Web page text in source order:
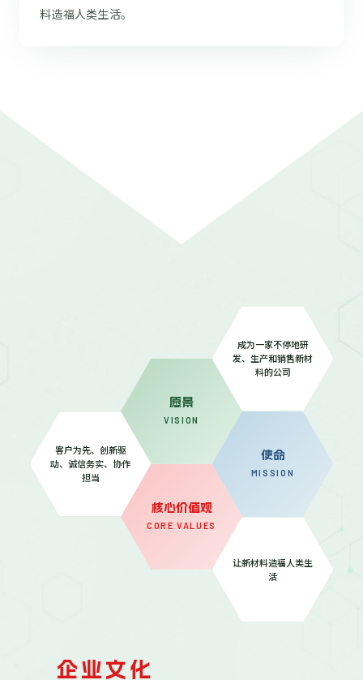
料造福人类生活。
成为一家不停地研
发、生产和销售新材
料的公司
愿景
VISION
客户为先、创新驱
动、诚信务实、协作
担当
使命
MISSION
核心价值观
CORE VALUES
让新材料造福人类生
活
企业文化